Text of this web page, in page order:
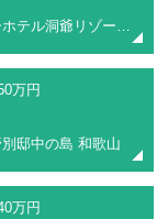
勤務地： ザ・ウィンザーホテル洞爺リゾート＆スパ
万円
邸中の島 和歌山
万円